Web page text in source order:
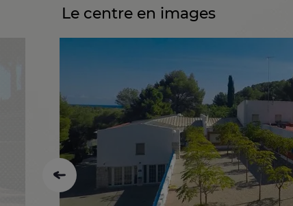
Le centre en images